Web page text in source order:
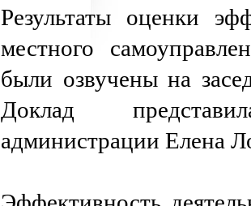
Результаты оценки
местного
были озвучены на
Доклад
администрации Елена